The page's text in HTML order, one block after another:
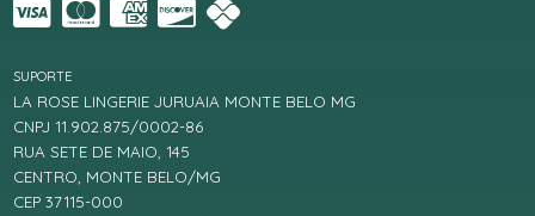
SUPORTE
LA ROSE LINGERIE JURUAIA MONTE BELO MG
CNPJ 11.902.875/0002-86
RUA SETE DE MAIO, 145
CENTRO, MONTE BELO/MG
CEP 37115-000